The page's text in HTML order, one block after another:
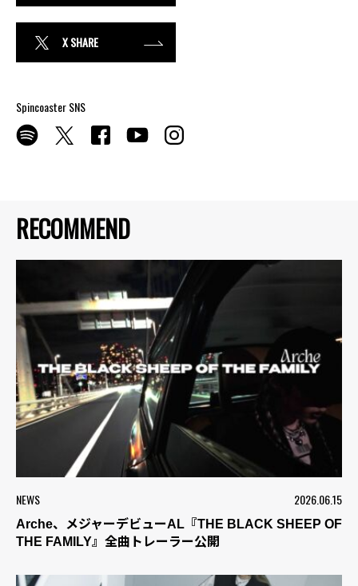
RECOMMEND
NEWS 2026.06.15
Arche、メジャーデビューAL『THE BLACK SHEEP OF
THE FAMILY』全曲トレーラー公開
X SHARE
Spincoaster SNS